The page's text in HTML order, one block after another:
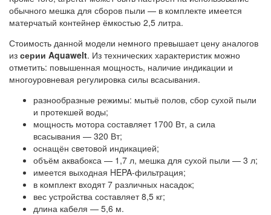
обычного мешка для сборов пыли — в комплекте имеется
матерчатый контейнер ёмкостью 2,5 литра.
Стоимость данной модели немного превышает цену аналогов
из серии Aquawelt. Из технических характеристик можно
отметить: повышенная мощность, наличие индикации и
многоуровневая регулировка силы всасывания.
разнообразные режимы: мытьё полов, сбор сухой пыли
и протекшей воды;
мощность мотора составляет 1700 Вт, а сила
всасывания — 320 Вт;
оснащён световой индикацией;
объём аквабокса — 1,7 л, мешка для сухой пыли — 3 л;
имеется выходная HEPA-фильтрация;
в комплект входят 7 различных насадок;
вес устройства составляет 8,5 кг;
длина кабеля — 5,6 м.